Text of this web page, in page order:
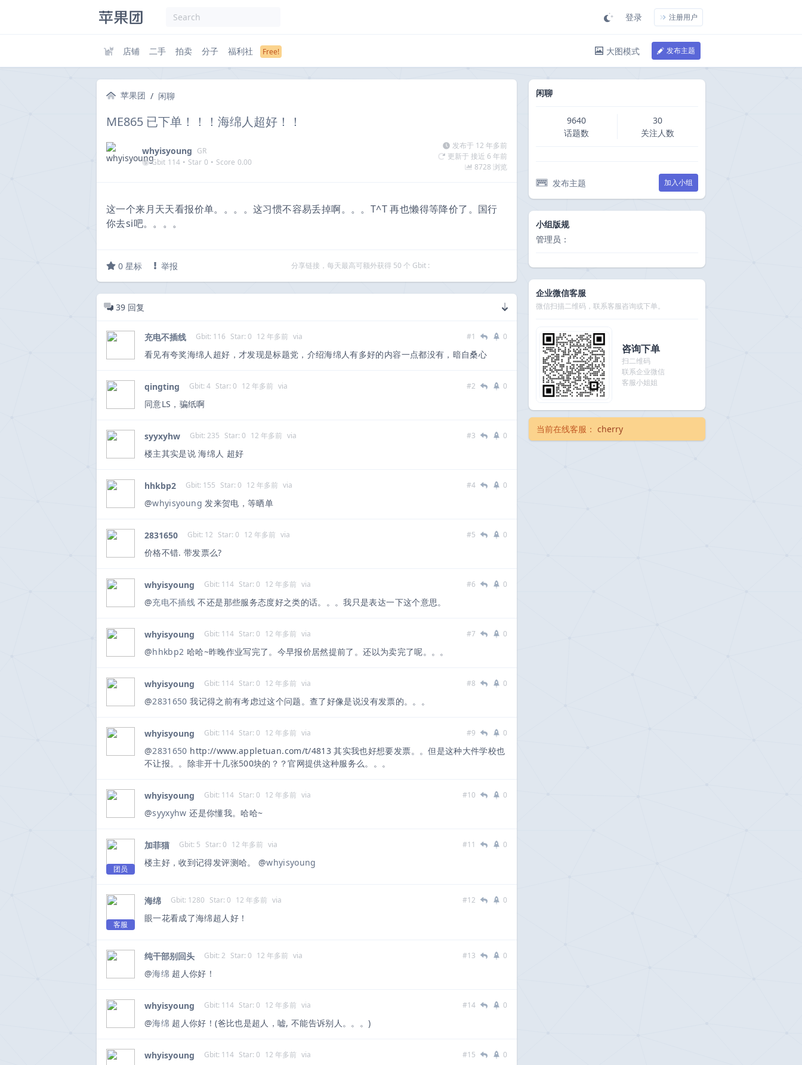
登录 注册用户
店铺 二手 拍卖 分子 福利社 大图模式 发布主题
苹果团 / 闲聊
ME865 已下单！！！海绵人超好！！
whyisyoung GR
Gbit 114 • Star 0 • Score 0.00
发布于 12 年多前
更新于 接近 6 年前
8728 浏览
这一个来月天天看报价单。。。。这习惯不容易丢掉啊。。。T^T 再也懒得等降价了。国行
你去si吧。。。。
0 星标 举报 分享链接，每天最高可额外获得 50 个 Gbit :
39 回复
充电不插线 Gbit: 116 Star: 0 12 年多前 via #1 0
看见有夸奖海绵人超好，才发现是标题党，介绍海绵人有多好的内容一点都没有，暗自桑心
qingting Gbit: 4 Star: 0 12 年多前 via #2 0
同意LS，骗纸啊
syyxyhw Gbit: 235 Star: 0 12 年多前 via #3 0
楼主其实是说 海绵人 超好
hhkbp2 Gbit: 155 Star: 0 12 年多前 via #4 0
@whyisyoung 发来贺电，等晒单
2831650 Gbit: 12 Star: 0 12 年多前 via #5 0
价格不错. 带发票么?
whyisyoung Gbit: 114 Star: 0 12 年多前 via #6 0
@充电不插线 不还是那些服务态度好之类的话。。。我只是表达一下这个意思。
whyisyoung Gbit: 114 Star: 0 12 年多前 via #7 0
@hhkbp2 哈哈~昨晚作业写完了。今早报价居然提前了。还以为卖完了呢。。。
whyisyoung Gbit: 114 Star: 0 12 年多前 via #8 0
@2831650 我记得之前有考虑过这个问题。查了好像是说没有发票的。。。
whyisyoung Gbit: 114 Star: 0 12 年多前 via #9 0
@2831650 http://www.appletuan.com/t/4813 其实我也好想要发票。。但是这种大件学校也
不让报。。除非开十几张500块的？？官网提供这种服务么。。。
whyisyoung Gbit: 114 Star: 0 12 年多前 via #10 0
@syyxyhw 还是你懂我。哈哈~
团员
加菲猫 Gbit: 5 Star: 0 12 年多前 via #11 0
楼主好，收到记得发评测哈。 @whyisyoung
客服
海绵 Gbit: 1280 Star: 0 12 年多前 via #12 0
眼一花看成了海绵超人好！
纯干部别回头 Gbit: 2 Star: 0 12 年多前 via #13 0
@海绵 超人你好！
whyisyoung Gbit: 114 Star: 0 12 年多前 via #14 0
@海绵 超人你好！(爸比也是超人，嘘, 不能告诉别人。。。)
whyisyoung Gbit: 114 Star: 0 12 年多前 via #15 0
闲聊
9640
话题数
30
关注人数
发布主题 加入小组
小组版规
管理员：
企业微信客服
微信扫描二维码，联系客服咨询或下单。
咨询下单
扫二维码
联系企业微信
客服小姐姐
当前在线客服： cherry